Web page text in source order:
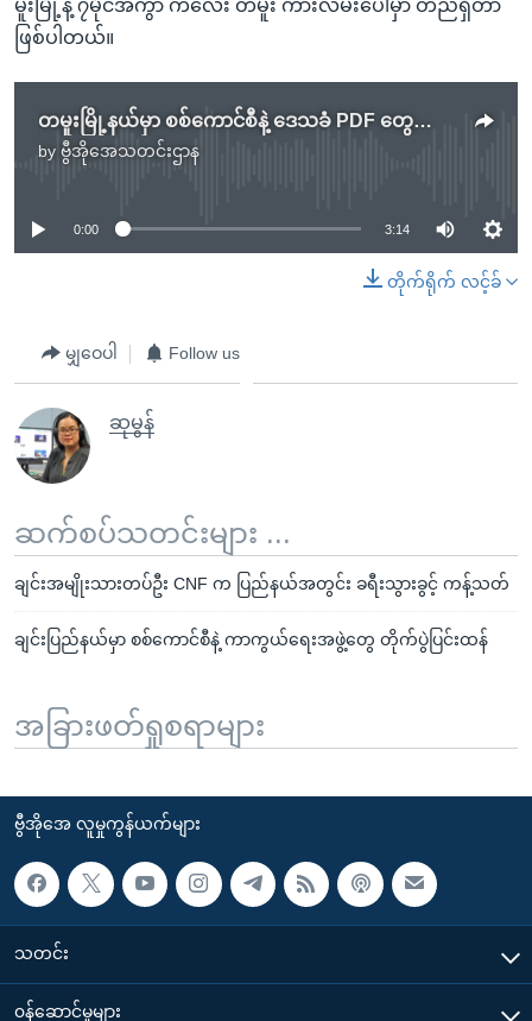
မူးမြို့နဲ့ ၇မိုင်အကွာ ကလေး တမူး ကားလမ်းပေါ်မှာ တည်ရှိတာ
ဖြစ်ပါတယ်။
တမူးမြို့နယ်မှာ စစ်ကောင်စီနဲ့ ဒေသခံ PDF တွေကြား တိုက်ပွဲတွေ ရက်ဆက်ဖြစ်ပွား
by ဗွီအိုအေသတင်းဌာန
No media source currently available
0:00 3:14
တိုက်ရိုက် လင့်ခ်
မျှဝေပါ Follow us
ဆုမွန်
ဆက်စပ်သတင်းများ ...
ချင်းအမျိုးသားတပ်ဦး CNF က ပြည်နယ်အတွင်း ခရီးသွားခွင့် ကန့်သတ်
ချင်းပြည်နယ်မှာ စစ်ကောင်စီနဲ့ ကာကွယ်ရေးအဖွဲ့တွေ တိုက်ပွဲပြင်းထန်
အခြားဖတ်ရှုစရာများ
ဗွီအိုအေ လူမှုကွန်ယက်များ
သတင်း
၀န်ဆောင်မှုများ